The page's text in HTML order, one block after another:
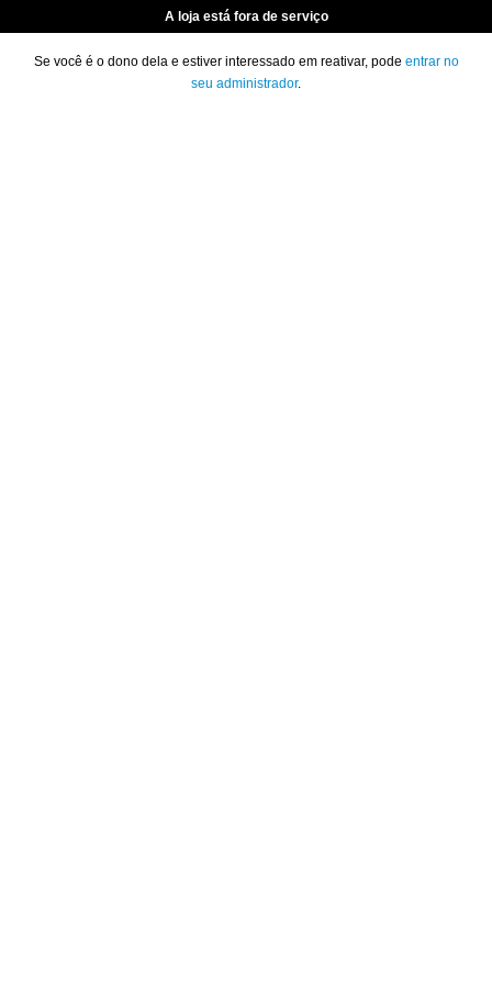
A loja está fora de serviço
Se você é o dono dela e estiver interessado em reativar, pode entrar no
seu administrador.